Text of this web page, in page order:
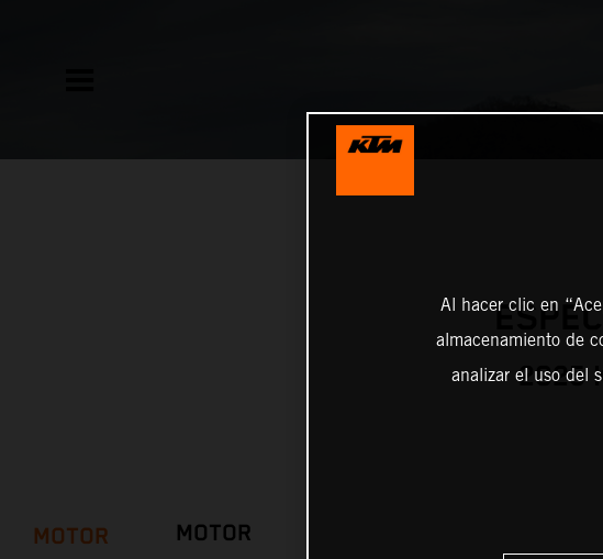
2025
MOTOR
MOTOR
Al hacer clic en
almacenamiento de
analizar el uso del